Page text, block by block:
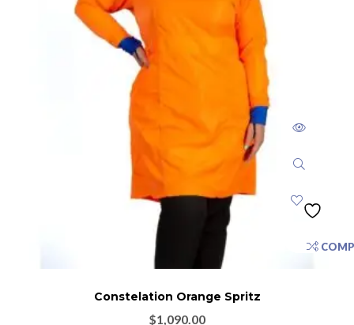
Constelation Orange Spritz
$1,090.00